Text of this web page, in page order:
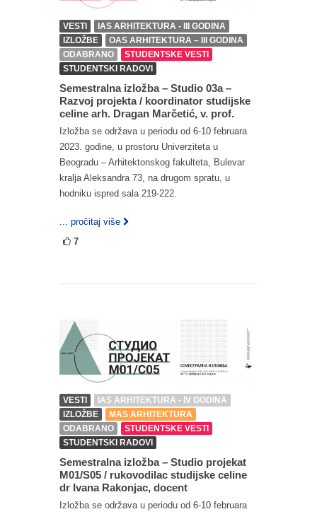
VESTI
IAS ARHITEKTURA - III GODINA
IZLOŽBE
OAS ARHITEKTURA – III GODINA
ODABRANO
STUDENTSKE VESTI
STUDENTSKI RADOVI
Semestralna izložba – Studio 03a –
Razvoj projekta / koordinator studijske
celine arh. Dragan Marčetić, v. prof.
Izložba se održava u periodu od 6-10 februara
2023. godine, u prostoru Univerziteta u
Beogradu – Arhitektonskog fakulteta, Bulevar
kralja Aleksandra 73, na drugom spratu, u
hodniku ispred sala 219-222.
... pročitaj više
7
VESTI
IAS ARHITEKTURA - IV GODINA
IZLOŽBE
MAS ARHITEKTURA
ODABRANO
STUDENTSKE VESTI
STUDENTSKI RADOVI
Semestralna izložba – Studio projekat
M01/S05 / rukovodilac studijske celine
dr Ivana Rakonjac, docent
Izložba se održava u periodu od 6-10 februara